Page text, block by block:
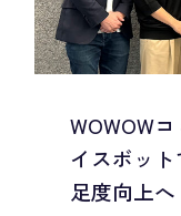
WOWOW
イスボッ
足度向上へ